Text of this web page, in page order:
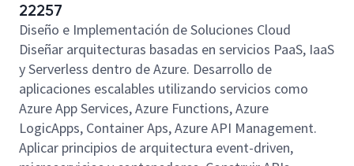
22257
Diseño e Implementación de Soluciones Cloud
Diseñar arquitecturas basadas en servicios PaaS, IaaS
y Serverless dentro de Azure. Desarrollo de
aplicaciones escalables utilizando servicios como
Azure App Services, Azure Functions, Azure
LogicApps, Container Aps, Azure API Management.
Aplicar principios de arquitectura event-driven,